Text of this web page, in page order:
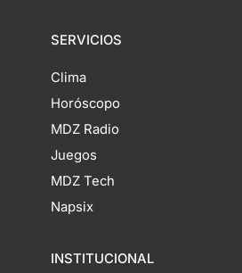
SERVICIOS
Clima
Horóscopo
MDZ Radio
Juegos
MDZ Tech
Napsix
INSTITUCIONAL